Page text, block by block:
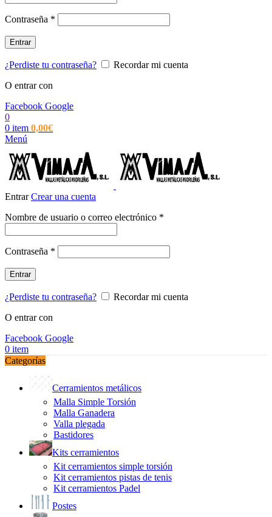
Contraseña *
Entrar
¿Perdiste tu contraseña?
Recordar mi cuenta
O entrar con
Facebook Google
0
0 item 0,00€
Menú
EntrarCrear una cuenta
Nombre de usuario o correo electrónico *
Contraseña *
Entrar
¿Perdiste tu contraseña?
Recordar mi cuenta
O entrar con
Facebook Google
0 item
Categorías
Cerramientos metálicos
Malla Simple Torsión
Malla Ganadera
Valla plegada
Bastidores
Kits cerramientos
Kit cerramientos simple torsión
Kit cerramientos pistas de tenis
Kit cerramientos Padel
Postes